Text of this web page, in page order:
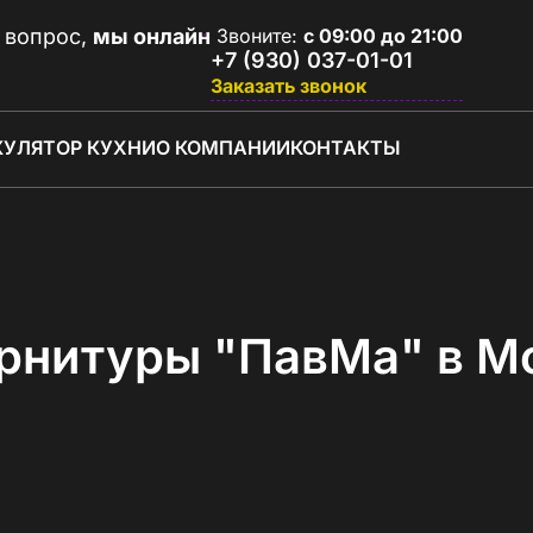
вопрос, мы онлайн Звоните: с 09:00 до 21:00
+7 (930) 037-01-01
Заказать звонок
КУХНИО КОМПАНИИКОНТАКТЫ
"ПавМа" в